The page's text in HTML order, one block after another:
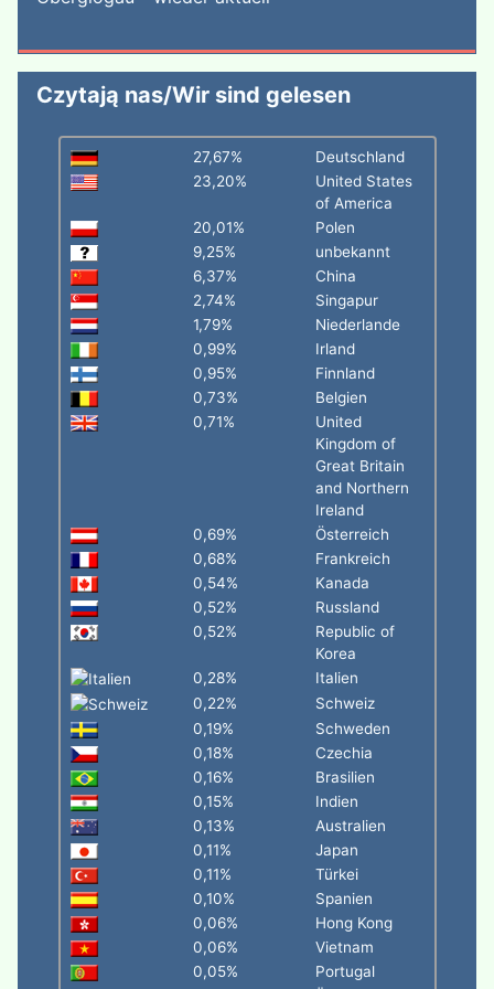
Czytają nas/Wir sind gelesen
27,67%
Deutschland
23,20%
United States
of America
20,01%
Polen
9,25%
unbekannt
6,37%
China
2,74%
Singapur
1,79%
Niederlande
0,99%
Irland
0,95%
Finnland
0,73%
Belgien
0,71%
United
Kingdom of
Great Britain
and Northern
Ireland
0,69%
Österreich
0,68%
Frankreich
0,54%
Kanada
0,52%
Russland
0,52%
Republic of
Korea
0,28%
Italien
0,22%
Schweiz
0,19%
Schweden
0,18%
Czechia
0,16%
Brasilien
0,15%
Indien
0,13%
Australien
0,11%
Japan
0,11%
Türkei
0,10%
Spanien
0,06%
Hong Kong
0,06%
Vietnam
0,05%
Portugal